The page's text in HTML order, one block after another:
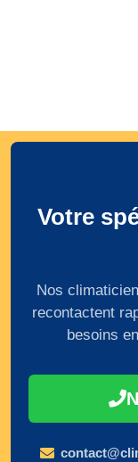
Votre
Nos
recontactent
besoins